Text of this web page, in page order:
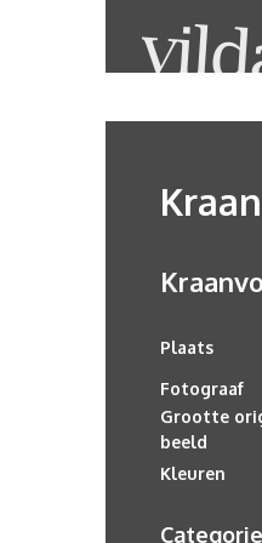
Plaats
Fotograaf
Grootte
beeld
Kleuren